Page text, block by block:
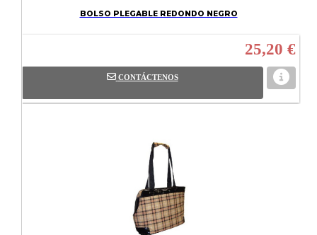
BOLSO PLEGABLE REDONDO NEGRO
25,20 €
CONTÁCTENOS